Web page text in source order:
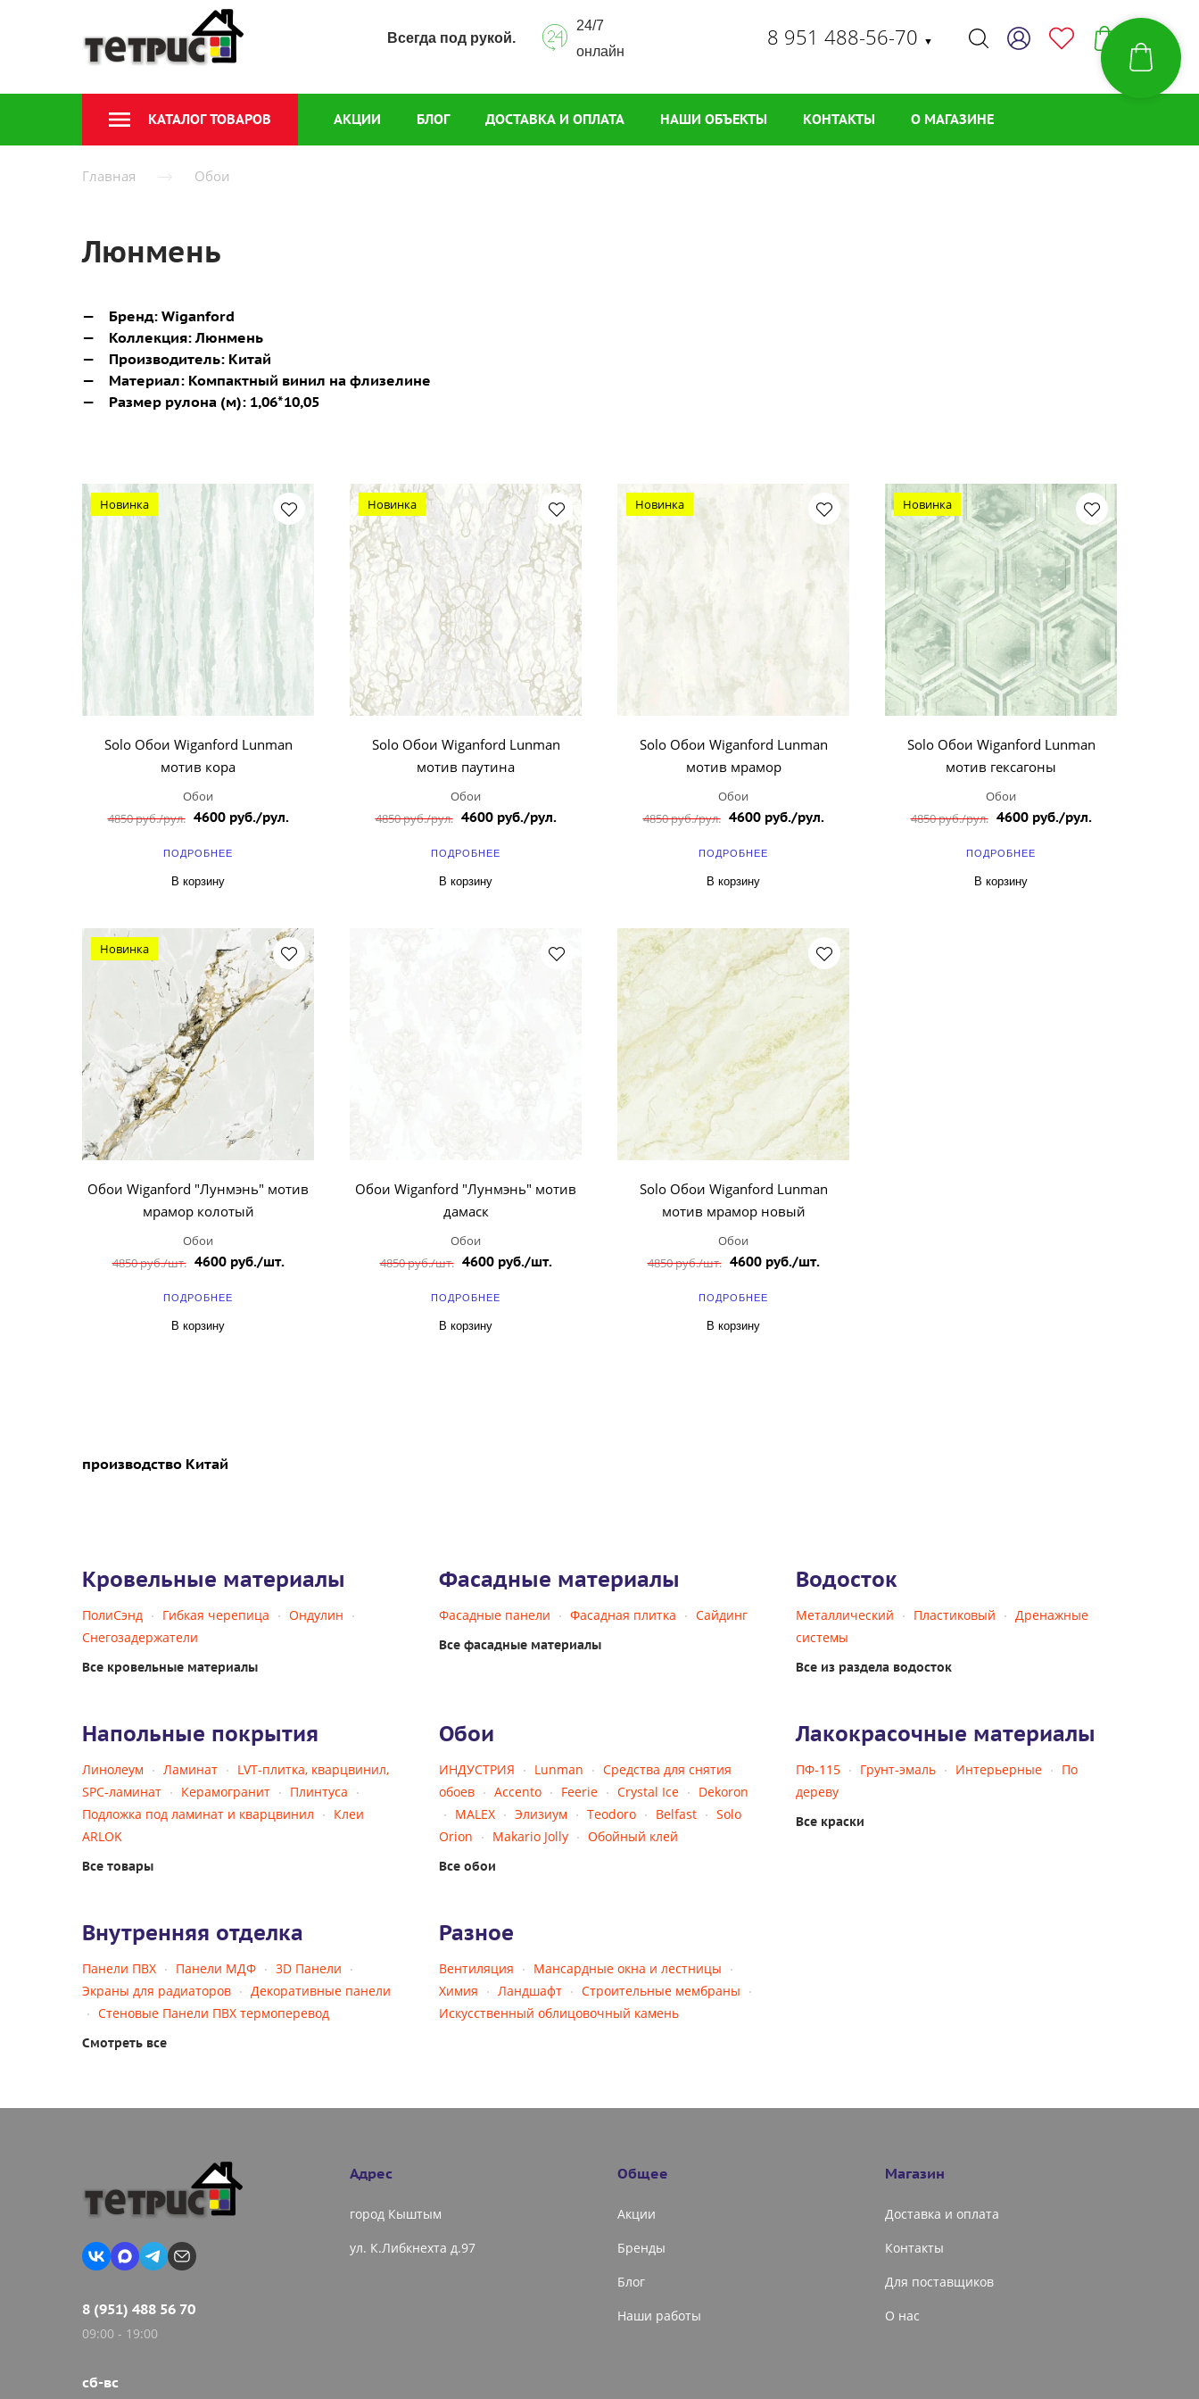
Всегда под рукой.
24/7
онлайн
8 951 488-56-70 ▼
КАТАЛОГ ТОВАРОВ АКЦИИ БЛОГ ДОСТАВКА И ОПЛАТА НАШИ ОБЪЕКТЫ КОНТАКТЫ О МАГАЗИНЕ
Главная Обои
Люнмень
Бренд:Wiganford
Коллекция:Люнмень
Производитель:Китай
Материал:Компактный винил на флизелине
Размер рулона (м):1,06*10,05
Новинка
Solo Обои Wiganford Lunman
мотив кора
Обои
4850 руб./рул. 4600 руб./рул.
ПОДРОБНЕЕ
В корзину
Новинка
Solo Обои Wiganford Lunman
мотив паутина
Обои
4850 руб./рул. 4600 руб./рул.
ПОДРОБНЕЕ
В корзину
Новинка
Solo Обои Wiganford Lunman
мотив мрамор
Обои
4850 руб./рул. 4600 руб./рул.
ПОДРОБНЕЕ
В корзину
Новинка
Solo Обои Wiganford Lunman
мотив гексагоны
Обои
4850 руб./рул. 4600 руб./рул.
ПОДРОБНЕЕ
В корзину
Новинка
Обои Wiganford "Лунмэнь" мотив
мрамор колотый
Обои
4850 руб./шт. 4600 руб./шт.
ПОДРОБНЕЕ
В корзину
Обои Wiganford "Лунмэнь" мотив
дамаск
Обои
4850 руб./шт. 4600 руб./шт.
ПОДРОБНЕЕ
В корзину
Solo Обои Wiganford Lunman
мотив мрамор новый
Обои
4850 руб./шт. 4600 руб./шт.
ПОДРОБНЕЕ
В корзину
производство Китай
Кровельные материалы
ПолиСэнд Гибкая черепица
Ондулин
Снегозадержатели
Все кровельные материалы
Фасадные материалы
Фасадные панели Фасадная плитка Сайдинг
Все фасадные материалы
Водосток
Металлический Пластиковый
Дренажные
системы
Все из раздела водосток
Напольные покрытия
Линолеум Ламинат
LVT-плитка, кварцвинил,
SPC-ламинат
Керамогранит
Плинтуса
Подложка под ламинат и кварцвинил
Клеи
ARLOK
Все товары
Обои
ИНДУСТРИЯ Lunman
Средства для снятия
обоев
Accento Feerie Crystal Ice
Dekoron
MALEX
Элизиум Teodoro Belfast
Solo
Orion
Makario Jolly Обойный клей
Все обои
Лакокрасочные материалы
ПФ-115 Грунт-эмаль Интерьерные
По
дереву
Все краски
Внутренняя отделка
Панели ПВХ Панели МДФ
3D Панели
Экраны для радиаторов
Декоративные панели
Стеновые Панели ПВХ термоперевод
Смотреть все
Разное
Вентиляция
Мансардные окна и лестницы
Химия
Ландшафт
Строительные мембраны
Искусственный облицовочный камень
8 (951) 488 56 70
09:00 - 19:00
сб-вс
Адрес
город Кыштым
ул. К.Либкнехта д.97
Общее
Акции
Бренды
Блог
Наши работы
Магазин
Доставка и оплата
Контакты
Для поставщиков
О нас